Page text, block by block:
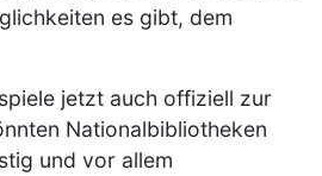
es gibt, dem
jetzt auch offiziell zur
Nationalbibliotheken
und vor allem